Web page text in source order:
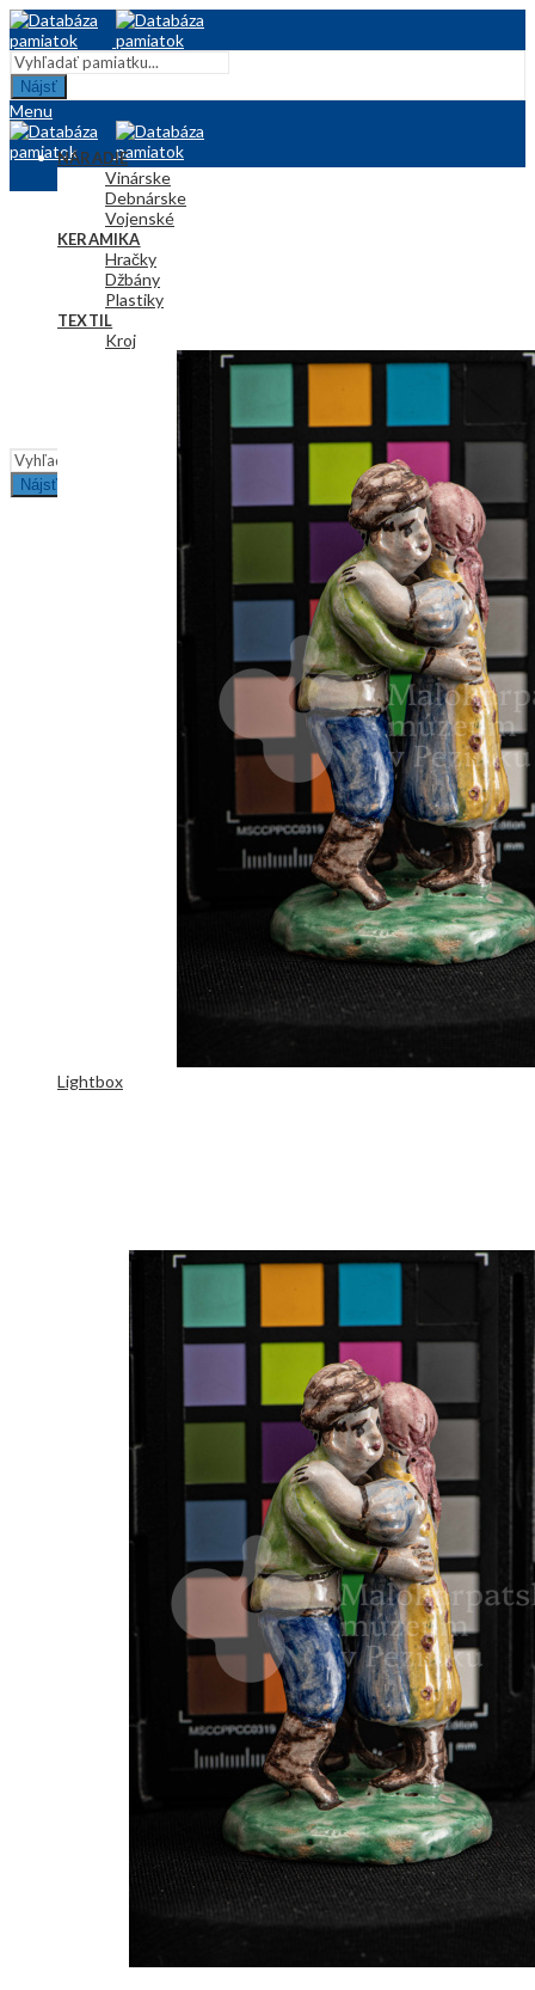
Nájsť
Menu
NÁRADIE
Vinárske
Debnárske
Vojenské
KERAMIKA
Hračky
Džbány
Plastiky
TEXTIL
Kroj
Nájsť
Lightbox